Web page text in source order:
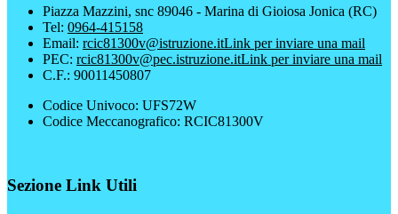
Piazza Mazzini, snc 89046 - Marina di Gioiosa Jonica (RC)
Tel: 0964-415158
Email: rcic81300v@istruzione.itLink per inviare una mail
PEC: rcic81300v@pec.istruzione.itLink per inviare una mail
C.F.: 90011450807
Codice Univoco: UFS72W
Codice Meccanografico: RCIC81300V
Sezione Link Utili